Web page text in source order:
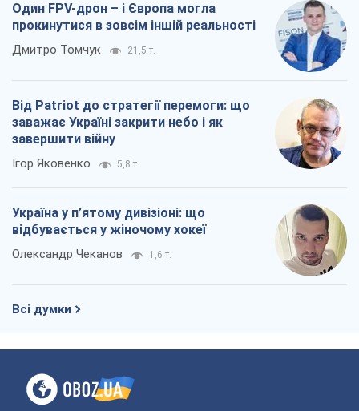
Один FPV-дрон – і Європа могла
прокинутися в зовсім іншій реальності
Дмитро Томчук 21,5 т.
Від Patriot до стратегії перемоги: що
заважає Україні закрити небо і як
завершити війну
Ігор Яковенко 5,8 т.
Україна у п’ятому дивізіоні: що
відбувається у жіночому хокеї
Олександр Чеканов 1,6 т.
Всі думки